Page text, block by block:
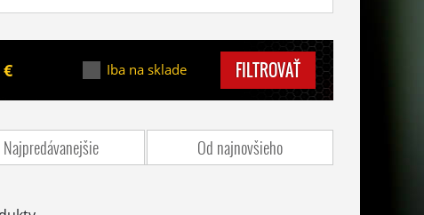
Iba na sklade FILTROVAŤ
Najpredávanejšie Od najnovšieho